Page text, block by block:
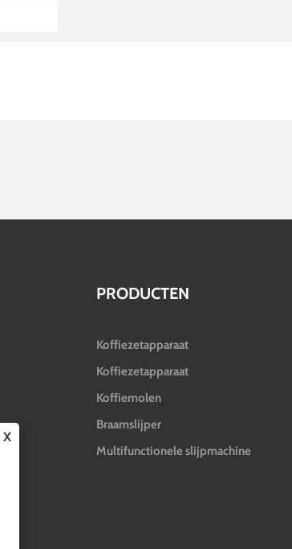
PRODUCTEN
Koffiezetapparaat
Koffiezetapparaat
Koffiemolen
Braamslijper
Multifunctionele slijpmachine
X